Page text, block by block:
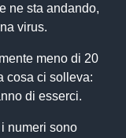
ne sta andando,
virus.
meno di 20
cosa ci solleva:
di esserci.
numeri sono